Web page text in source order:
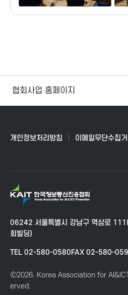
개인정보처리방침 이메일무단수집
협회사업 홈페이지
06242 서울특별시 강남구 역삼로
회빌딩)
TEL 02-580-0580FAX 02-580-
Ⓒ2026. Korea Association for
erved.
K
T
한
국
보
통